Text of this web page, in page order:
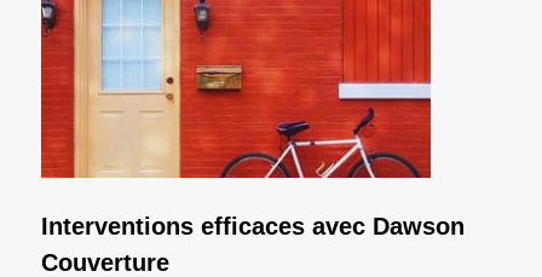
Interventions efficaces avec Dawson
Couverture